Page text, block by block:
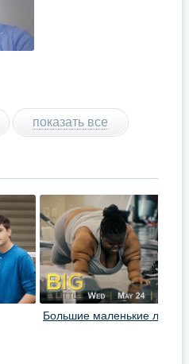
показать все
Большие маленькие люди